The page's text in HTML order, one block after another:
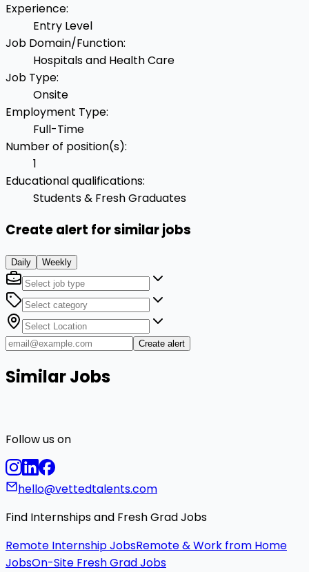
Experience:
Entry Level
Job Domain/Function:
Hospitals and Health Care
Job Type:
Onsite
Employment Type:
Full-Time
Number of position(s):
1
Educational qualifications:
Students & Fresh Graduates
Create alert for similar jobs
Daily Weekly
Create alert
Similar Jobs
Follow us on
hello@vettedtalents.com
Find Internships and Fresh Grad Jobs
Remote Internship JobsRemote & Work from Home
JobsOn-Site Fresh Grad Jobs